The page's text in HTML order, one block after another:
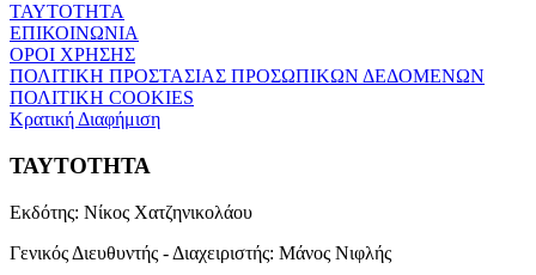
ΤΑΥΤΟΤΗΤΑ
ΕΠΙΚΟΙΝΩΝΙΑ
ΟΡΟΙ ΧΡΗΣΗΣ
ΠΟΛΙΤΙΚΗ ΠΡΟΣΤΑΣΙΑΣ ΠΡΟΣΩΠΙΚΩΝ ΔΕΔΟΜΕΝΩΝ
ΠΟΛΙΤΙΚΗ COOKIES
Κρατική Διαφήμιση
ΤΑΥΤΟΤΗΤΑ
Εκδότης: Νίκος Χατζηνικολάου
Γενικός Διευθυντής - Διαχειριστής: Μάνος Νιφλής